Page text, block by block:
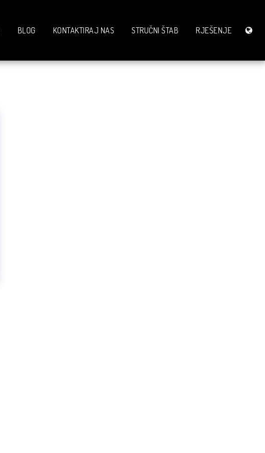
BLOG KONTAKTIRAJ NAS STRUČNI ŠTAB RJEŠENJE